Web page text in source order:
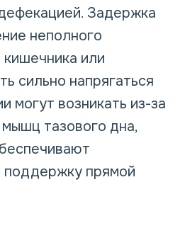
Задержка
неполного
или
сильно напрягаться
могут возникать из-за
тазового дна,
поддержку прямой